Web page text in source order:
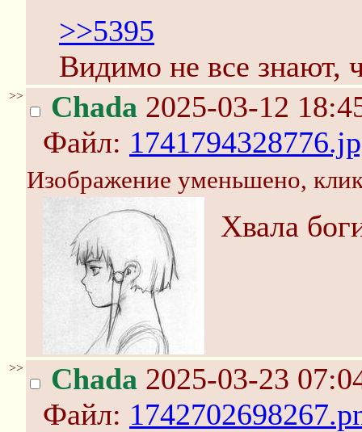
>>5395
Видимо не все знают,
>> Chada 2025-03-12
Файл:
Изображение уменьшено,
Хвала
>> Chada 2025-03-23
Файл: